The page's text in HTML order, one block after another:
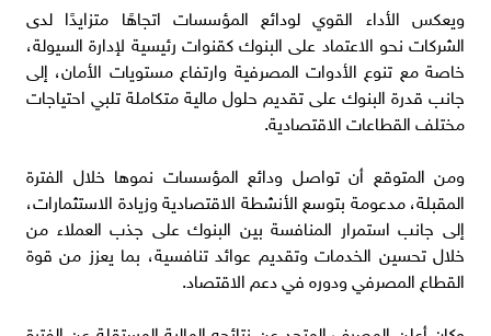
ويعكس الأداء القوي لودائع المؤسسات اتجاهًا متزايدًا لدى
الشركات نحو الاعتماد على البنوك كقنوات رئيسية لإدارة السيولة،
خاصة مع تنوع الأدوات المصرفية وارتفاع مستويات الأمان، إلى
جانب قدرة البنوك على تقديم حلول مالية متكاملة تلبي احتياجات
مختلف القطاعات الاقتصادية.
ومن المتوقع أن تواصل ودائع المؤسسات نموها خلال الفترة
المقبلة، مدعومة بتوسع الأنشطة الاقتصادية وزيادة الاستثمارات،
إلى جانب استمرار المنافسة بين البنوك على جذب العملاء من
خلال تحسين الخدمات وتقديم عوائد تنافسية، بما يعزز من قوة
القطاع المصرفي ودوره في دعم الاقتصاد.